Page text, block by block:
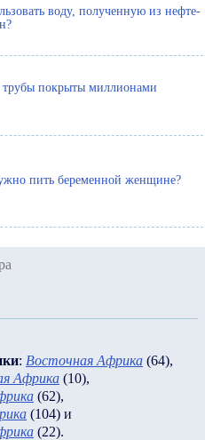
воду, полученную из нефте-
покрыты миллионами
пить беременной женщине?
: Восточная Африка (64),
Африка (10),
(62),
(104) и
(22).